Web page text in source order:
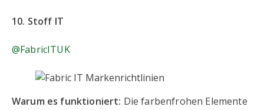
10. Stoff IT
@FabricITUK
Warum es funktioniert: Die farbenfrohen Elemente